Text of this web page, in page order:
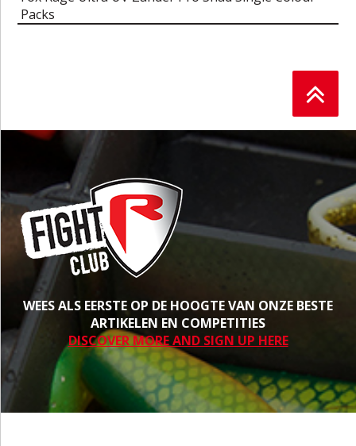
Packs
WEES ALS EERSTE OP DE HOOGTE VAN ONZE BESTE
ARTIKELEN EN COMPETITIES
DISCOVER MORE AND SIGN UP HERE